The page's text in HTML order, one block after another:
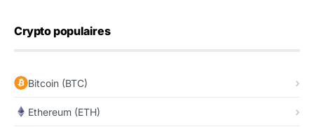
Crypto populaires
Bitcoin (BTC)
Ethereum (ETH)